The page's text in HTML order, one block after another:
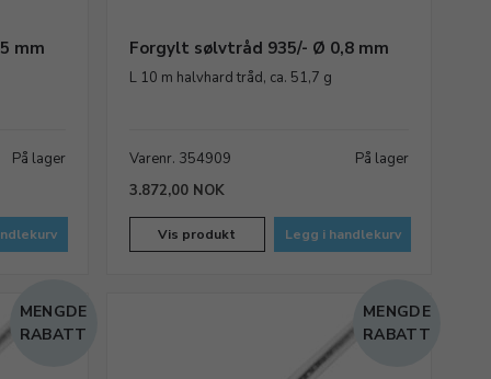
mm
På lager
Forgylt sølvtråd 935/- Ø 0,8 mm
L 10 m halvhard tråd, ca. 51,7 g
Varenr. 354909
På lager
3.872,00 NOK
Vis produkt Legg i handlekurv
MENGDE
RABATT
MENGDE
RABATT